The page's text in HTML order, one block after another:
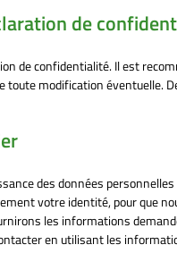
de
de confidentialité. Il est
modification éventuelle.
des données
votre identité, pour que
les informations
en utilisant les